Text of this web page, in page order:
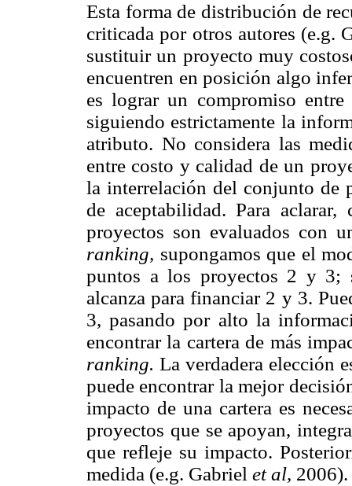
Esta forma de distribución de
criticada por otros autores (e.g.
sustituir un proyecto muy
encuentren en posición algo
es lograr un compromiso
siguiendo estrictamente la
atributo. No considera las
entre costo y calidad de un
la interrelación del conjunto de
de aceptabilidad. Para
proyectos son evaluados con
ranking, supongamos que el
puntos a los proyectos 2 y 3;
alcanza para financiar 2 y 3.
3, pasando por alto la
encontrar la cartera de más
ranking.La verdadera elección
puede encontrar la mejor
impacto de una cartera es
proyectos que se apoyan,
que refleje su impacto.
medida (e.g. Gabriel et al, 2006).